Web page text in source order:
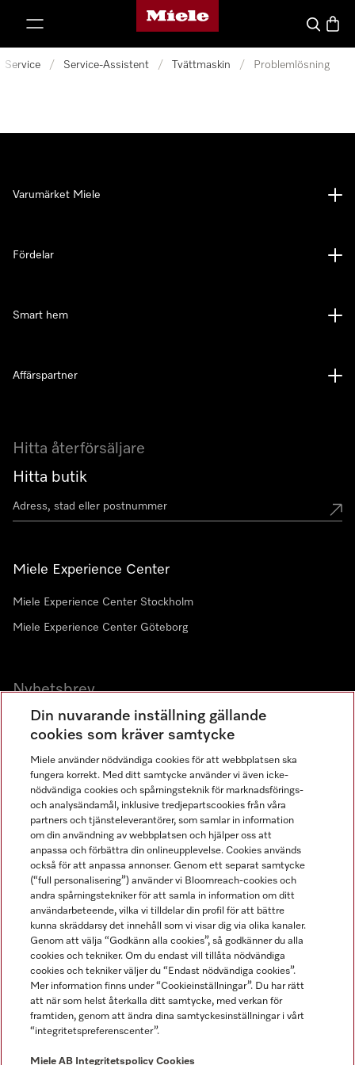
Mieles hemsida
Sök
Service / Service-Assistent / Tvättmaskin / Problemlösning
Hitta återförsäljare
Hitta butik
Miele Experience Center
Miele Experience Center Stockholm
Miele Experience Center Göteborg
Nyhetsbrev
Gå med i vår gemenskap
Varumärket Miele
Fördelar
Smart hem
Affärspartner
Miele AB
Allmänna villkor
Användarvillkor
Miele tillgänglighetsförklaring
Lagen om digitala tjänster
Miele på LinkedIn
Miele på Facebook
Miele på Instagram
Miele på Youtube
Din nuvarande inställning gällande
cookies som kräver samtycke
Miele använder nödvändiga cookies för att webbplatsen ska
fungera korrekt. Med ditt samtycke använder vi även icke-
nödvändiga cookies och spårningsteknik för marknadsförings-
och analysändamål, inklusive tredjepartscookies från våra
partners och tjänsteleverantörer, som samlar in information
om din användning av webbplatsen och hjälper oss att
anpassa och förbättra din onlineupplevelse. Cookies används
också för att anpassa annonser. Genom ett separat samtycke
(“full personalisering”) använder vi Bloomreach-cookies och
andra spårningstekniker för att samla in information om ditt
användarbeteende, vilka vi tilldelar din profil för att bättre
kunna skräddarsy det innehåll som vi visar dig via olika kanaler.
Genom att välja “Godkänn alla cookies”, så godkänner du alla
cookies och tekniker. Om du endast vill tillåta nödvändiga
cookies och tekniker väljer du “Endast nödvändiga cookies”.
Mer information finns under “Cookieinställningar”. Du har rätt
att när som helst återkalla ditt samtycke, med verkan för
framtiden, genom att ändra dina samtyckesinställningar i vårt
“integritetspreferenscenter”.
Miele AB Integritetspolicy Cookies